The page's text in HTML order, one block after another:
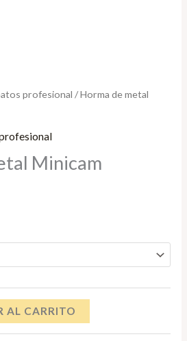
profesional / Horma de metal
Minicam
AL CARRITO